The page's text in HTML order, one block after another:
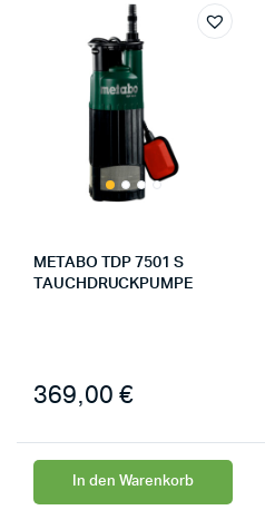
METABO TDP 7501 S
TAUCHDRUCKPUMPE
369,00 €
In den Warenkorb